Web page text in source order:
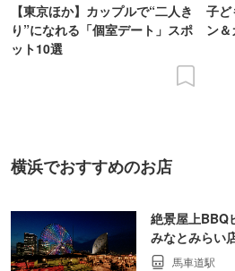
【東京ほか】カップルで“二人き
り”になれる「個室デート」スポ
ット10選
子ど
ン
横浜でおすすめのお店
絶景屋上BBQ
みなとみらい
馬車道駅